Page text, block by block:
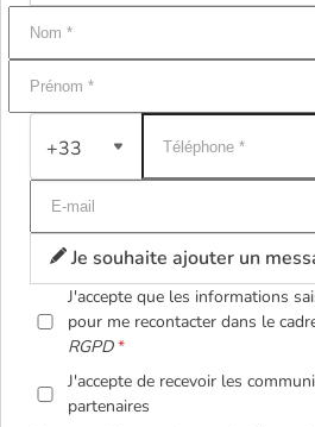
+33
Je souhaite ajouter un
J'accepte que les informations
pour me recontacter dans le
RGPD
J'accepte de recevoir les
partenaires